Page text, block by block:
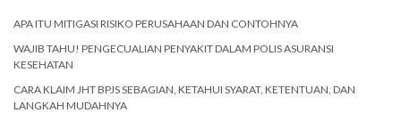
APA ITU MITIGASI RISIKO PERUSAHAAN DAN CONTOHNYA
WAJIB TAHU! PENGECUALIAN PENYAKIT DALAM POLIS ASURANSI
KESEHATAN
CARA KLAIM JHT BPJS SEBAGIAN, KETAHUI SYARAT, KETENTUAN, DAN
LANGKAH MUDAHNYA